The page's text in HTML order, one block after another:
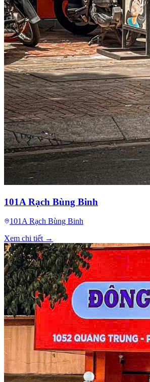
101A Rạch Bùng Binh
101A Rạch Bùng Binh
Xem chi tiết →